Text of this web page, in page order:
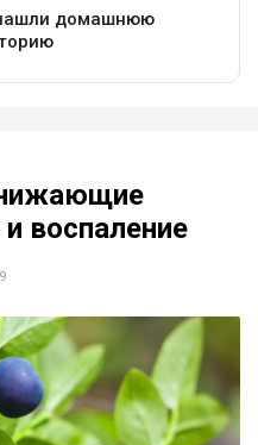
воспаление